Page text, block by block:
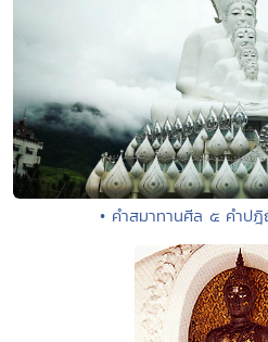
• คำสมาทานศีล ๕ คำป